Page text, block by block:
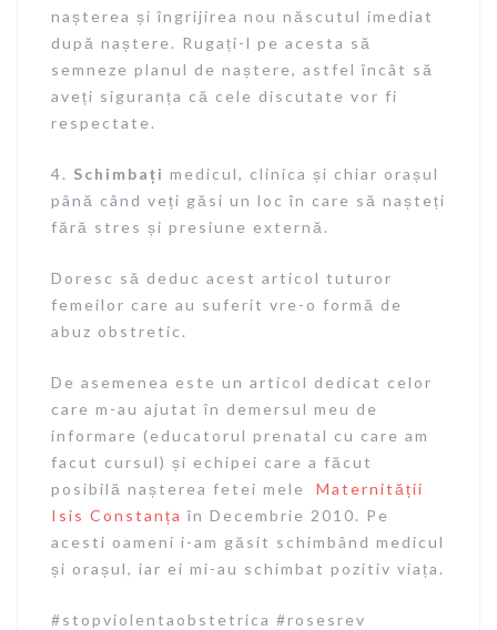
nașterea și îngrijirea nou născutul imediat
după naștere. Rugați-l pe acesta să
semneze planul de naștere, astfel încât să
aveți siguranța că cele discutate vor fi
respectate.
4. Schimbați medicul, clinica și chiar orașul
până când veți găsi un loc în care să nașteți
fără stres și presiune externă.
Doresc să deduc acest articol tuturor
femeilor care au suferit vre-o formă de
abuz obstretic.
De asemenea este un articol dedicat celor
care m-au ajutat în demersul meu de
informare (educatorul prenatal cu care am
facut cursul) și echipei care a făcut
posibilă nașterea fetei mele Maternității
Isis Constanța în Decembrie 2010. Pe
acesti oameni i-am găsit schimbând medicul
și orașul, iar ei mi-au schimbat pozitiv viața.
#stopviolentaobstetrica #rosesrev